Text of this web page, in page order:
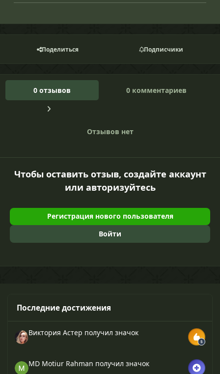
Поделиться Подписчики
0 отзывов 0 комментариев
Отзывов нет
Чтобы оставить отзыв, создайте аккаунт
или авторизуйтесь
Регистрация нового пользователя
Войти
Последние достижения
Виктория Астер получил значок
MD Motiur Rahman получил значок